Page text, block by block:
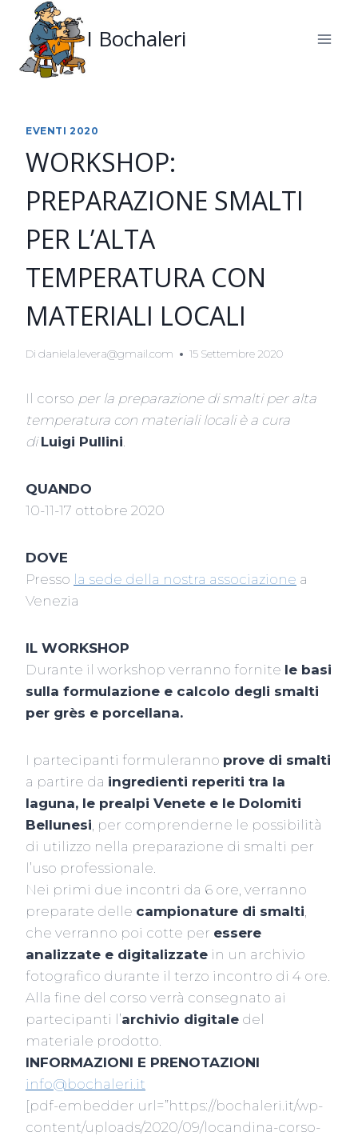
contenuto
I Bochaleri
EVENTI 2020
WORKSHOP:
PREPARAZIONE SMALTI
PER L’ALTA
TEMPERATURA CON
MATERIALI LOCALI
Di daniela.levera@gmail.com 15 Settembre 2020
Il corso per la preparazione di smalti per alta
temperatura con materiali locali è a cura
di Luigi Pullini.
QUANDO
10-11-17 ottobre 2020
DOVE
Presso la sede della nostra associazione a
Venezia
IL WORKSHOP
Durante il workshop verranno fornite le basi
sulla formulazione e calcolo degli smalti
per grès e porcellana.
I partecipanti formuleranno prove di smalti
a partire da ingredienti reperiti tra la
laguna, le prealpi Venete e le Dolomiti
Bellunesi, per comprenderne le possibilità
di utilizzo nella preparazione di smalti per
l’uso professionale.
Nei primi due incontri da 6 ore, verranno
preparate delle campionature di smalti,
che verranno poi cotte per essere
analizzate e digitalizzate in un archivio
fotografico durante il terzo incontro di 4 ore.
Alla fine del corso verrà consegnato ai
partecipanti l’archivio digitale del
materiale prodotto.
INFORMAZIONI E PRENOTAZIONI
info@bochaleri.it
[pdf-embedder url=”https://bochaleri.it/wp-
content/uploads/2020/09/locandina-corso-